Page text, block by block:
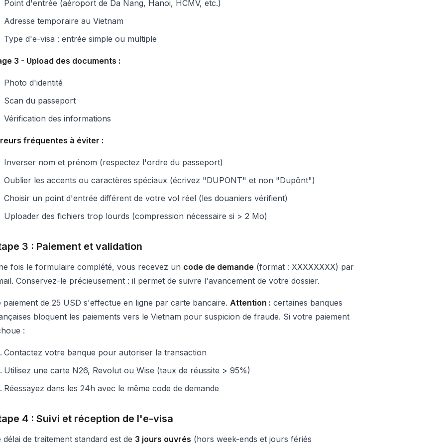
Point d'entrée (aéroport de Da Nang, Hanoi, HCMV, etc.)
Adresse temporaire au Vietnam
Type d'e-visa : entrée simple ou multiple
3 - Upload des documents :
Photo d'identité
Scan du passeport
Vérification des informations
fréquentes à éviter :
Inverser nom et prénom (respectez l'ordre du passeport)
Oublier les accents ou caractères spéciaux (écrivez "DUPONT" et non "Dupônt")
Choisir un point d'entrée différent de votre vol réel (les douaniers vérifient)
Uploader des fichiers trop lourds (compression nécessaire si > 2 Mo)
3 : Paiement et validation
fois le formulaire complété, vous recevez un code de demande (format : XXXXXXXX) par
Conservez-le précieusement : il permet de suivre l'avancement de votre dossier.
paiement de 25 USD s'effectue en ligne par carte bancaire. Attention : certaines banques
bloquent les paiements vers le Vietnam pour suspicion de fraude. Si votre paiement
:
Contactez votre banque pour autoriser la transaction
Utilisez une carte N26, Revolut ou Wise (taux de réussite > 95%)
Réessayez dans les 24h avec le même code de demande
4 : Suivi et réception de l'e-visa
délai de traitement standard est de 3 jours ouvrés (hors week-ends et jours fériés